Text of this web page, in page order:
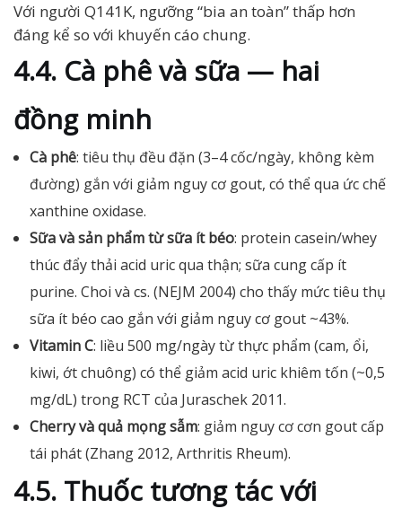
Với người Q141K, ngưỡng “bia an toàn” thấp hơn
đáng kể so với khuyến cáo chung.
4.4. Cà phê và sữa — hai
đồng minh
Cà phê: tiêu thụ đều đặn (3–4 cốc/ngày, không kèm
đường) gắn với giảm nguy cơ gout, có thể qua ức chế
xanthine oxidase.
Sữa và sản phẩm từ sữa ít béo: protein casein/whey
thúc đẩy thải acid uric qua thận; sữa cung cấp ít
purine. Choi và cs. (NEJM 2004) cho thấy mức tiêu thụ
sữa ít béo cao gắn với giảm nguy cơ gout ~43%.
Vitamin C: liều 500 mg/ngày từ thực phẩm (cam, ổi,
kiwi, ớt chuông) có thể giảm acid uric khiêm tốn (~0,5
mg/dL) trong RCT của Juraschek 2011.
Cherry và quả mọng sẫm: giảm nguy cơ cơn gout cấp
tái phát (Zhang 2012, Arthritis Rheum).
4.5. Thuốc tương tác với